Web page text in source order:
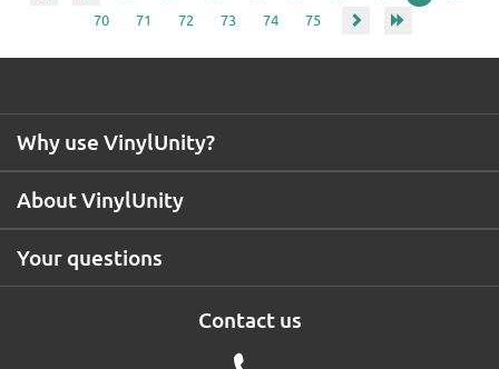
70
71 72 73 74 75
Contact us
About VinylUnity
Why use VinylUnity?
Your questions